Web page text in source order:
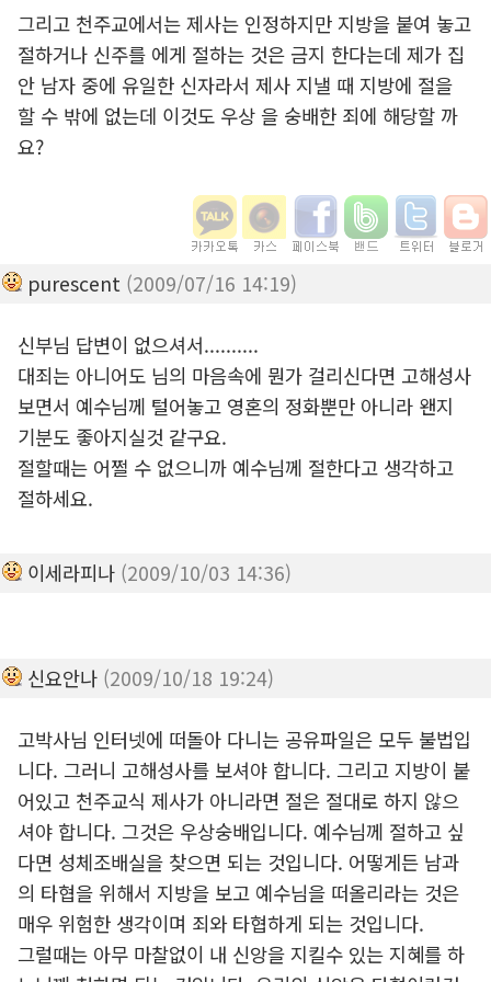
그리고 천주교에서는 제사는 인정하지만 지방을 붙여 놓고
절하거나 신주를 에게 절하는 것은 금지 한다는데 제가 집
안 남자 중에 유일한 신자라서 제사 지낼 때 지방에 절을
할 수 밖에 없는데 이것도 우상 을 숭배한 죄에 해당할 까
요?
purescent (2009/07/16 14:19)
신부님 답변이 없으셔서..........
대죄는 아니어도 님의 마음속에 뭔가 걸리신다면 고해성사
보면서 예수님께 털어놓고 영혼의 정화뿐만 아니라 왠지
기분도 좋아지실것 같구요.
절할때는 어쩔 수 없으니까 예수님께 절한다고 생각하고
절하세요.
이세라피나 (2009/10/03 14:36)
신요안나 (2009/10/18 19:24)
고박사님 인터넷에 떠돌아 다니는 공유파일은 모두 불법입
니다. 그러니 고해성사를 보셔야 합니다. 그리고 지방이 붙
어있고 천주교식 제사가 아니라면 절은 절대로 하지 않으
셔야 합니다. 그것은 우상숭배입니다. 예수님께 절하고 싶
다면 성체조배실을 찾으면 되는 것입니다. 어떻게든 남과
의 타협을 위해서 지방을 보고 예수님을 떠올리라는 것은
매우 위험한 생각이며 죄와 타협하게 되는 것입니다.
그럴때는 아무 마찰없이 내 신앙을 지킬수 있는 지혜를 하